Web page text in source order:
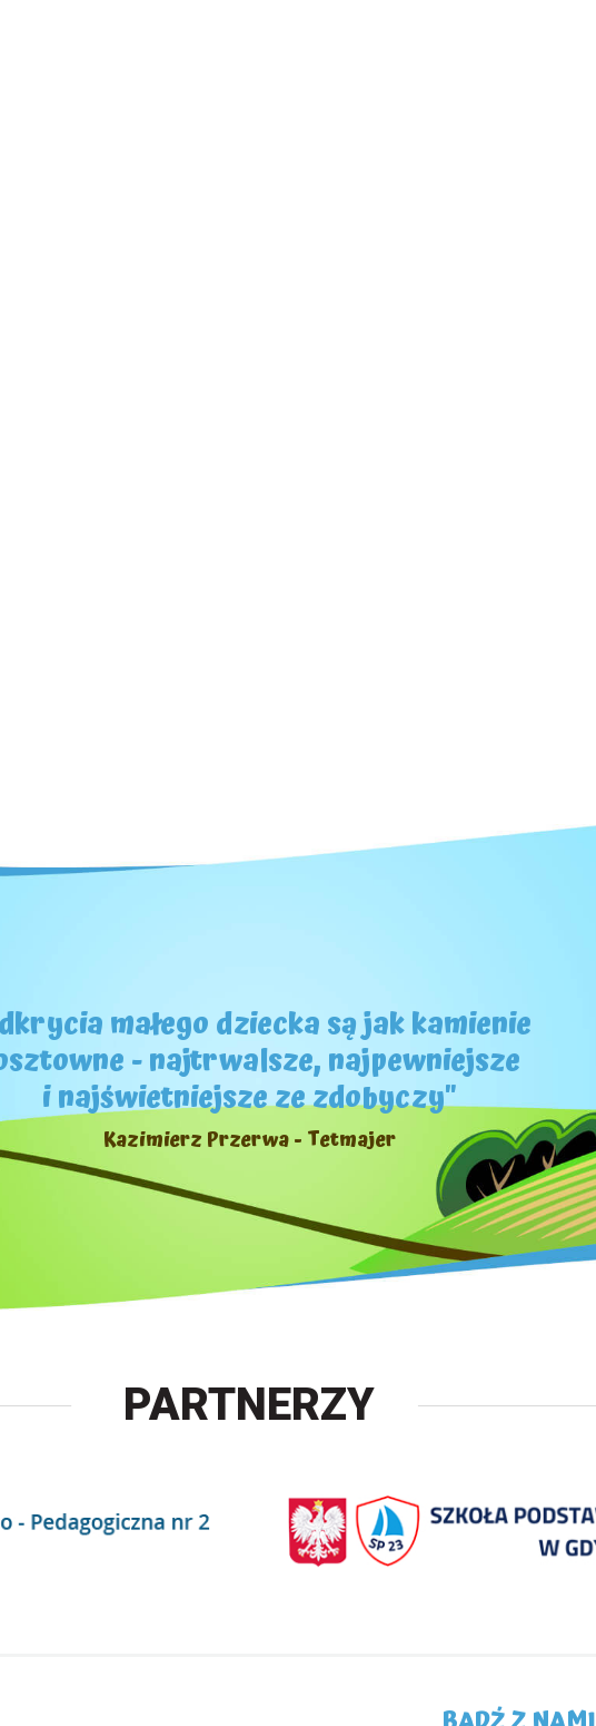
małego dziecka są jak kamienie
- najtrwalsze, najpewniejsze
i najświetniejsze ze zdobyczy"
Kazimierz Przerwa - Tetmajer
PARTNERZY